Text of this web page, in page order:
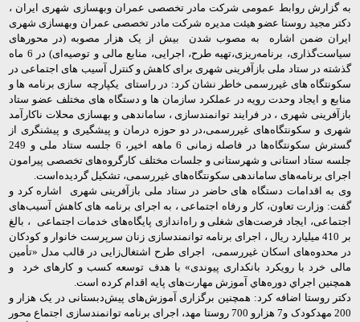
به گزارش روابط عمومی شرکت مادر تخصصی عمران وبهسازی شهری ایران ،
دکتر مجید روستا عضو هیئت مدیره شرکت مادر تخصصی عمران وبهسازی شهری
ایران ضمن اشاره به مصوب شدن بیش از یک هزار مصوبه (در محورهای
سیاست‌گذاری، برنامه‌ریزی،تهیه طرح، اجرایی، منابع مالی و توصیه‌ای) در 6 ماه
گذشته در ستاد ملی بازآفرینی شهری برای کاهش و کنترل آسیب های اجتماعی در
سکونتگاه های غیررسمی خاطر نشان کرد: در راستای یکپارچه سازی برنامه ها و
منابع و ایجاد وحدت رویه در عملکرد سازمان ها و دستگاه های مختلف عضو ستاد
بازآفرینی شهری ، در فرایند توانمند‌سازی ، ساماندهی و بهسازی محلات ناکارآمد
شهری و سکونتگاه‌های غیررسمی،در دو حوزه درمان و پیشگیری و پیشنگری از
گسترش سکونتگاه‌ها در فاصله زمانی 6 ماهه اخیر، 6 جلسه ستاد ملی و 249
جلسه ستاد استانی و شهرستانی و جلسات مختلف کارگروه‌های تخصصی پیرامون
اجرای برنامه‌های ساماندهی سکونتگاه‌های غیررسمی، تشکیل گردیده‌است.
وی به اقدامات دستگاه های حاضر در ستاد ملی بازآفرینی شهری اشاره کرد و
گفت: وزارت تعاون، کار و رفاه اجتماعی ، به اجرای‌ برنامه های کاهش آسیب‌های
اجتماعی، ایجاد فرصت‌های شغلی و راه‌اندازی پایگاه‌های خدمات اجتماعی ، بالغ
بر 410 میلیارد ریال ، اجرای برنامه توانمندسازی زنان سرپرست خانوار و کودکان
در محدوه‌های اسکان غیررسمی، ‌ اجرای طرح اشتغال‌زایی در قالب مدل «تأمین
مالی خرد با رویکرد بانکداری پیوندی» با هدف توسعه کسب و کارهای خرد و
همچنین اجراي دوره‌هاي آموزش مهارت‌های پایه اقدام کرده است.
دکتر روستا اضافه کرد: همچنین برگزاری آموزش‌های پیش‌دبستانی در یک هزار و
200 مهدکودک و7 هزارو 700 روستا مهد، اجرای برنامه توانمندسازی اجتماع محور